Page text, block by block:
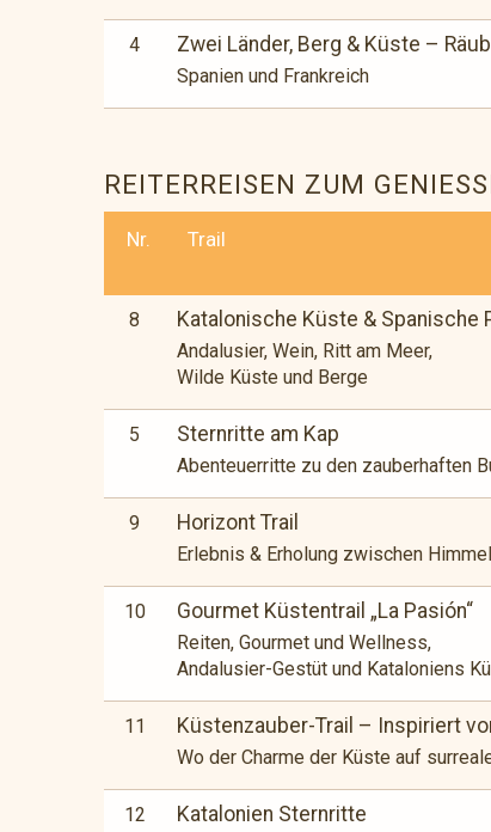
4 Zwei Länder, Berg & Küste –
Spanien und Frankreich
REITERREISEN ZUM
Nr. Trail
8 Katalonische Küste & Spanische
Andalusier, Wein, Ritt am Meer,
Wilde Küste und Berge
5 Sternritte am Kap
Abenteuerritte zu den zauberhaften
9 Horizont Trail
Erlebnis & Erholung zwischen
10 Gourmet Küstentrail „La Pasión“
Reiten, Gourmet und Wellness,
Andalusier-Gestüt und Kataloniens
11 Küstenzauber-Trail – Inspiriert
Wo der Charme der Küste auf
12 Katalonien Sternritte